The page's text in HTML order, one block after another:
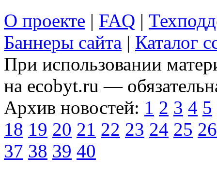
О проекте | FAQ |
Баннеры сайта | Каталог
При использовании
на ecobyt.ru —
Архив новостей: 1 2 3 4 5
18 19 20 21 22 23 24 25 26
37 38 39 40